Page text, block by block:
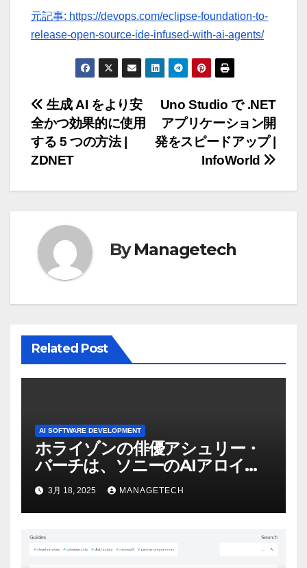
元記事: https://devops.com/eclipse-foundation-to-
release-open-source-ide-infused-with-ai-agents/
投
稿
ナ
ビ
ゲ
ー
シ
ョ
ン
Uno Studio で .NET
アプリケーション開
発をスピードアップ |
InfoWorld
生成 AI をより安
全かつ効果的に使用
する 5 つの方法 |
ZDNET
ByManagetech
Related Post
AI SOFTWARE DEVELOPMENT
ホライゾンの俳優アシュリー・
バーチは、ソニーのAIアロイの
ビデオを見て「ゲームパフォー
マンスという芸術形式に不安を
感じた」と語る – IGN
3月 18, 2025 MANAGETECH